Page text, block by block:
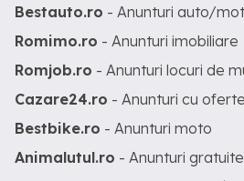
Bestauto.ro - Anunturi auto/
Romimo.ro - Anunturi imobiliare
Romjob.ro - Anunturi locuri de
Cazare24.ro - Anunturi cu
Bestbike.ro - Anunturi moto
Animalutul.ro - Anunturi